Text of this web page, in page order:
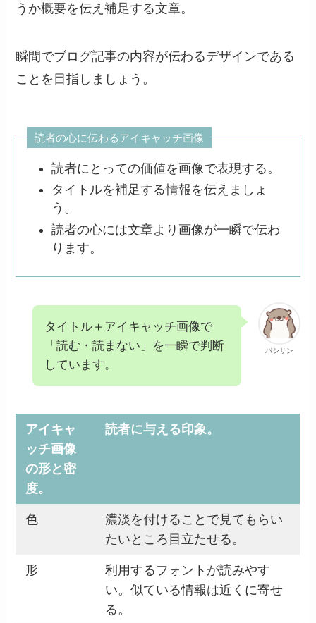
うか概要を伝え補足する文章。
瞬間でブログ記事の内容が伝わるデザインである
ことを目指しましょう。
読者の心に伝わるアイキャッチ画像
読者にとっての価値を画像で表現する。
タイトルを補足する情報を伝えましょ
う。
読者の心には文章より画像が一瞬で伝わ
ります。
パシサン
タイトル＋アイキャッチ画像で
「読む・読まない」を一瞬で判断
しています。
アイキャ
ッチ画像
の形と密
度。
読者に与える印象。
色
濃淡を付けることで見てもらい
たいところ目立たせる。
形
利用するフォントが読みやす
い。似ている情報は近くに寄せ
る。